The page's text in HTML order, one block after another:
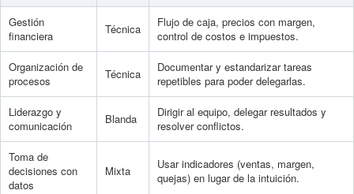
Gestión
financiera
Técnica
Flujo de caja, precios con margen,
control de costos e impuestos.
Organización de
procesos
Técnica
Documentar y estandarizar tareas
repetibles para poder delegarlas.
Liderazgo y
comunicación
Blanda
Dirigir al equipo, delegar resultados y
resolver conflictos.
Toma de
decisiones con
datos
Mixta
Usar indicadores (ventas, margen,
quejas) en lugar de la intuición.